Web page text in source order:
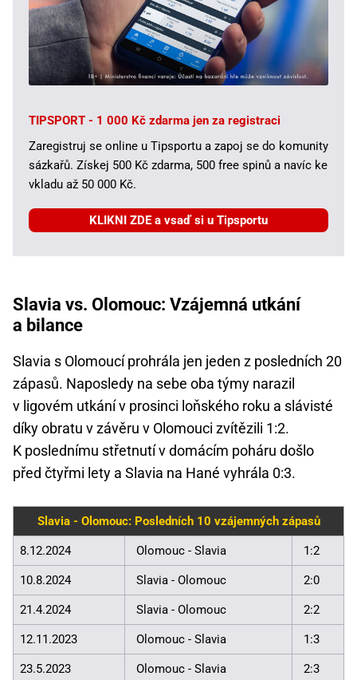
TIPSPORT - 1 000 Kč zdarma jen za registraci
Zaregistruj se online u Tipsportu a zapoj se do komunity
sázkařů. Získej 500 Kč zdarma, 500 free spinů a navíc ke
vkladu až 50 000 Kč.
KLIKNI ZDE a vsaď si u Tipsportu
Slavia vs. Olomouc: Vzájemná utkání
a bilance
Slavia s Olomoucí prohrála jen jeden z posledních 20
zápasů. Naposledy na sebe oba týmy narazil
v ligovém utkání v prosinci loňského roku a slávisté
díky obratu v závěru v Olomouci zvítězili 1:2.
K poslednímu střetnutí v domácím poháru došlo
před čtyřmi lety a Slavia na Hané vyhrála 0:3.
Slavia - Olomouc: Posledních 10 vzájemných zápasů
8.12.2024 Olomouc - Slavia 1:2
10.8.2024 Slavia - Olomouc 2:0
21.4.2024 Slavia - Olomouc 2:2
12.11.2023 Olomouc - Slavia 1:3
23.5.2023 Olomouc - Slavia 2:3